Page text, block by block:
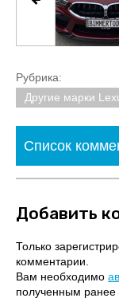
Рубрика:
Другие марки
Список
Добавить
Только
комментарии.
Вам необходимо
полученным ранее